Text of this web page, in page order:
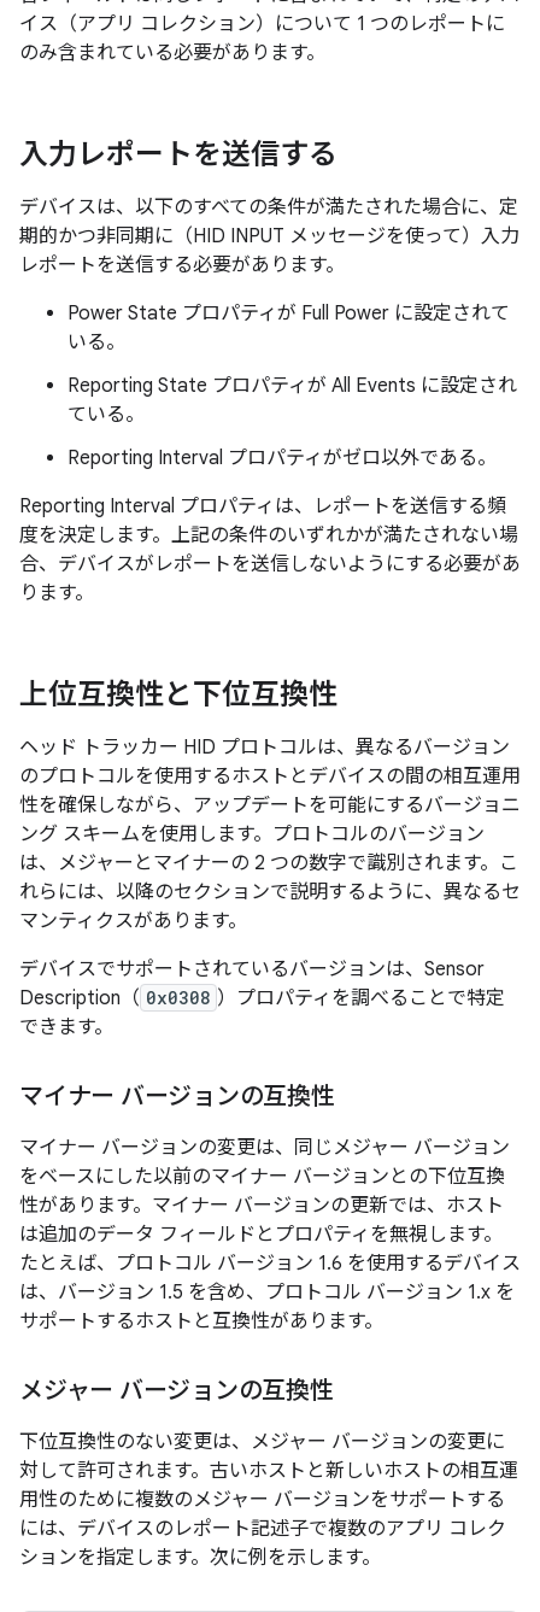
イス（アプリ コレクション）について 1 つのレポートに
のみ含まれている必要があります。
入力レポートを送信する
デバイスは、以下のすべての条件が満たされた場合に、定
期的かつ非同期に（HID INPUT メッセージを使って）入力
レポートを送信する必要があります。
Power State プロパティが Full Power に設定されて
いる。
Reporting State プロパティが All Events に設定され
ている。
Reporting Interval プロパティがゼロ以外である。
Reporting Interval プロパティは、レポートを送信する頻
度を決定します。上記の条件のいずれかが満たされない場
合、デバイスがレポートを送信しないようにする必要があ
ります。
上位互換性と下位互換性
ヘッド トラッカー HID プロトコルは、異なるバージョン
のプロトコルを使用するホストとデバイスの間の相互運用
性を確保しながら、アップデートを可能にするバージョニ
ング スキームを使用します。プロトコルのバージョン
は、メジャーとマイナーの 2 つの数字で識別されます。こ
れらには、以降のセクションで説明するように、異なるセ
マンティクスがあります。
デバイスでサポートされているバージョンは、Sensor
Description（ 0x0308 ）プロパティを調べることで特定
できます。
マイナー バージョンの互換性
マイナー バージョンの変更は、同じメジャー バージョン
をベースにした以前のマイナー バージョンとの下位互換
性があります。マイナー バージョンの更新では、ホスト
は追加のデータ フィールドとプロパティを無視します。
たとえば、プロトコル バージョン 1.6 を使用するデバイス
は、バージョン 1.5 を含め、プロトコル バージョン 1.x を
サポートするホストと互換性があります。
メジャー バージョンの互換性
下位互換性のない変更は、メジャー バージョンの変更に
対して許可されます。古いホストと新しいホストの相互運
用性のために複数のメジャー バージョンをサポートする
には、デバイスのレポート記述子で複数のアプリ コレク
ションを指定します。次に例を示します。